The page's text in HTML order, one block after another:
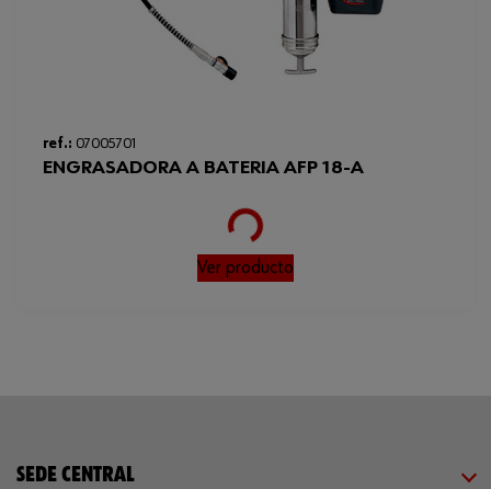
ref.: 07005701
ENGRASADORA A BATERIA AFP 18-A
Loading...
Ver producto
SEDE CENTRAL